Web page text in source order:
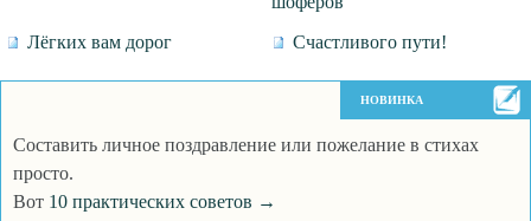
Лёгких вам дорог
Счастливого пути!
НОВИНКА
Составить личное поздравление или пожелание в стихах
просто.
Вот 10 практических советов →